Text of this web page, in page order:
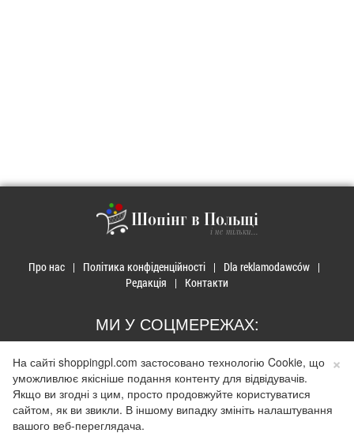
Шопінг в Польщі
і не тільки...
Про нас Політика конфіденційності
Dla reklamodawców
Редакція
Контакти
МИ У СОЦМЕРЕЖАХ:
© 2026 Закупи в Польщі. Developed byRealnet.cf.Depositphotos
Використання матеріалів допускається лише за наявності активного
×
На сайті shoppingpl.com застосовано технологію Cookie, що
уможливлює якісніше подання контенту для відвідувачів.
Якщо ви згодні з цим, просто продовжуйте користуватися
сайтом, як ви звикли. В іншому випадку змініть налаштування
вашого веб-переглядача.